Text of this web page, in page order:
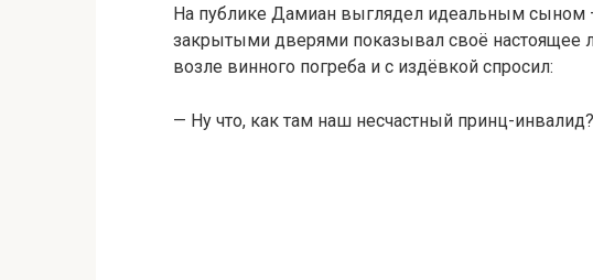
На публике Дамиан выглядел идеальным сыном
закрытыми дверями показывал своё
возле винного погреба и с издёвкой спросил:
— Ну что, как там наш несчастный принц-инвалид?